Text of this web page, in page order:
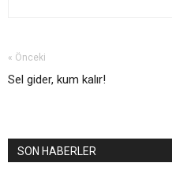
« Önceki
Sel gider, kum kalır!
SON HABERLER